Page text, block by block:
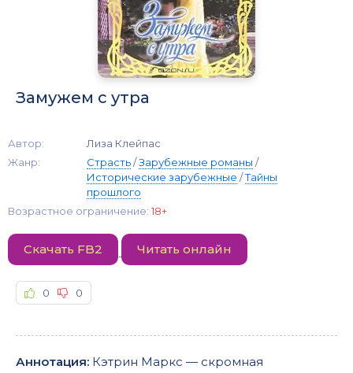
Замужем с утра
Автор:
Лиза Клейпас
Жанр:
Страсть/Зарубежные романы /
Исторические зарубежные /Тайны
прошлого
Возрастное ограничение: 18+
Скачать FB2 Читать онлайн
0 0
Аннотация: Кэтрин Маркс — скромная